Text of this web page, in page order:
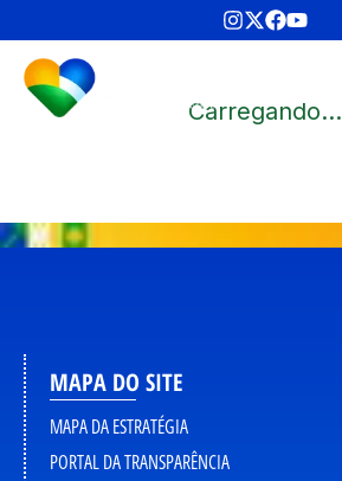
Carregando...
MAPA DO SITE
MAPA DA ESTRATÉGIA
PORTAL DA TRANSPARÊNCIA